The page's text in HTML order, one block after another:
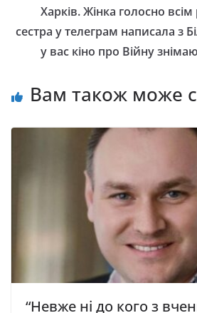
Харків. Жінка голосно всiм
сестpа у телегpам написала з
у вас кіно про Війну
Вам також може
“Невже ні до кого з